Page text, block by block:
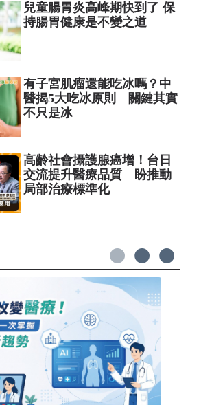
兒童腸胃炎高峰期快到了 保
持腸胃健康是不變之道
有子宮肌瘤還能吃冰嗎？中
醫揭5大吃冰原則 關鍵其實
不只是冰
高齡社會攝護腺癌增！台日
交流提升醫療品質 盼推動
局部治療標準化